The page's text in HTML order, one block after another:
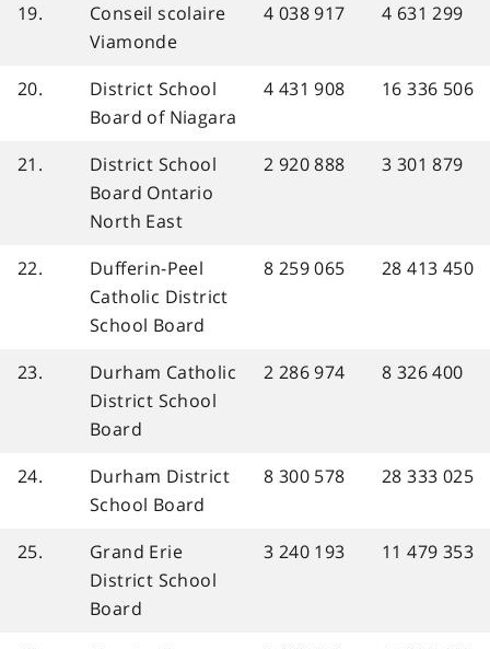
19.
Conseil scolaire
Viamonde
4 038 917 4 631 299
20.
District School
Board of Niagara
4 431 908 16 336 506
21.
District School
Board Ontario
North East
2 920 888 3 301 879
22.
Dufferin-Peel
Catholic District
School Board
8 259 065 28 413 450
23.
Durham Catholic
District School
Board
2 286 974 8 326 400
24.
Durham District
School Board
8 300 578 28 333 025
25.
Grand Erie
District School
Board
3 240 193 11 479 353